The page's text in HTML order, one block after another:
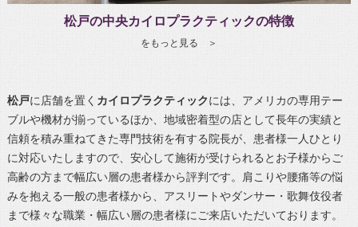
松戸の中央カイロプラクティックの特徴
をもっと見る ＞
松戸に店舗を置く カイロプラクティック には、アメリカの専用テー
ブルや機材が揃っているほか、地域密着型の店として長年の実績と
信頼を積み重ねてきた専門技術を有する院長が、患者様一人ひとり
に対応いたしますので、安心して施術が受けられるとお子様からご
高齢の方まで幅広い層の患者様から評判です。肩こりや腰痛等の悩
みを抱える一般の患者様から、アスリートやダンサー・歌舞伎役者
まで様々な職業・幅広い層の患者様にご来店いただいております。